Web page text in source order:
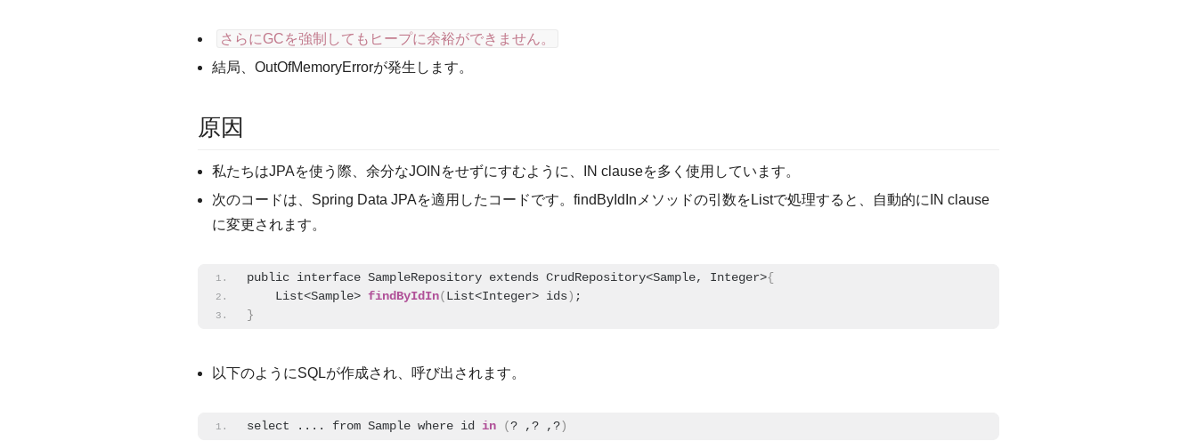
さらにGCを強制してもヒープに余裕ができません。
結局、OutOfMemoryErrorが発生します。
原因
私たちはJPAを使う際、余分なJOINをせずにすむように、IN clauseを多く使用しています。
次のコードは、Spring Data JPAを適用したコードです。findByIdInメソッドの引数をListで処理すると、自動的にIN clause
に変更されます。
public interface SampleRepository extends CrudRepository<Sample, Integer>{
    List<Sample>
findByIdIn(List<Integer> ids) ;
}
以下のようにSQLが作成され、呼び出されます。
select .... from Sample where id in (? ,? ,?)